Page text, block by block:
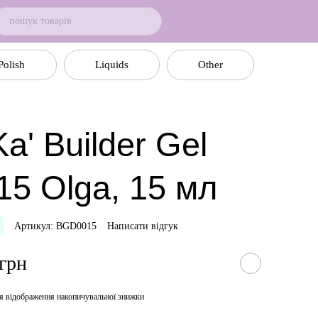
Liquids Other
Builder Gel
Olga, 15 мл
Артикул: BGD0015 Написати відгук
відображення накопичувальної знижки